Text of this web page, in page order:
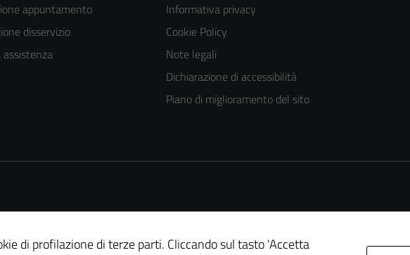
appuntamento
disservizio
assistenza
Informativa privacy
Cookie Policy
Note legali
Dichiarazione di accessibilità
Piano di miglioramento del sito
di profilazione di terze parti. Cliccando sul tasto 'Accetta